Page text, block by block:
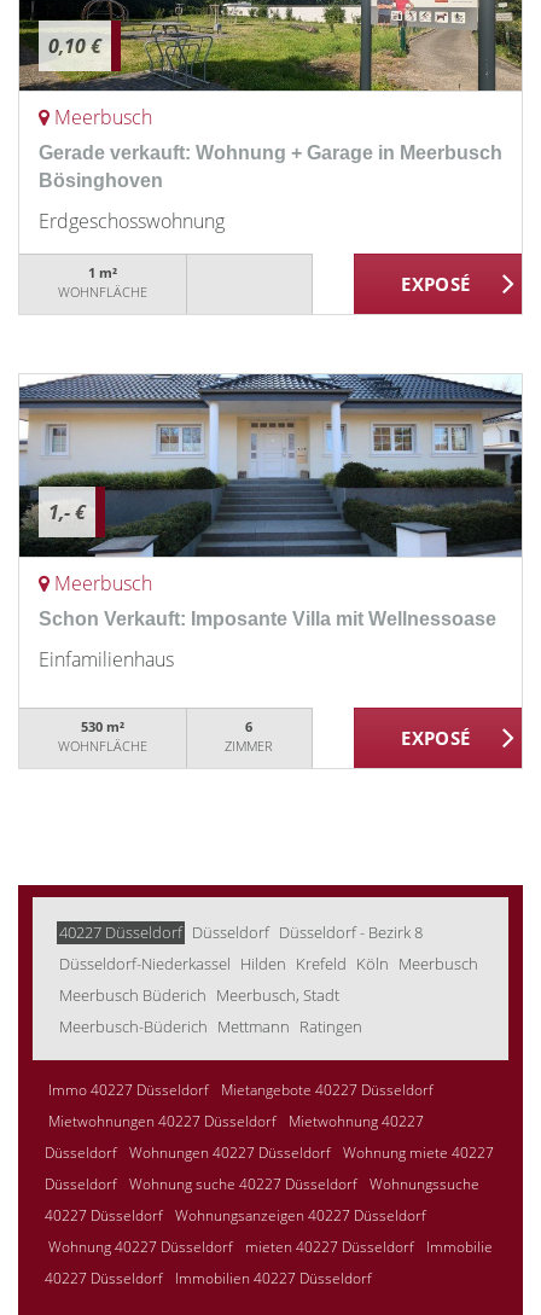
0,10 €
Meerbusch
Gerade verkauft: Wohnung + Garage in Meerbusch
Bösinghoven
Erdgeschosswohnung
1 m²
WOHNFLÄCHE
1,- €
Meerbusch
Schon Verkauft: Imposante Villa mit Wellnessoase
Einfamilienhaus
530 m²
WOHNFLÄCHE
6
ZIMMER
40227 Düsseldorf Düsseldorf Düsseldorf - Bezirk 8
Düsseldorf-Niederkassel Hilden Krefeld Köln Meerbusch
Meerbusch Büderich Meerbusch, Stadt
Meerbusch-Büderich Mettmann Ratingen
Immo 40227 Düsseldorf
Mietangebote 40227 Düsseldorf
Mietwohnungen 40227 Düsseldorf
Mietwohnung 40227
Düsseldorf Wohnungen 40227 Düsseldorf Wohnung miete 40227
Düsseldorf Wohnung suche 40227 Düsseldorf Wohnungssuche
40227 Düsseldorf Wohnungsanzeigen 40227 Düsseldorf
Wohnung 40227 Düsseldorf
mieten 40227 Düsseldorf
Immobilie
40227 Düsseldorf
Immobilien 40227 Düsseldorf